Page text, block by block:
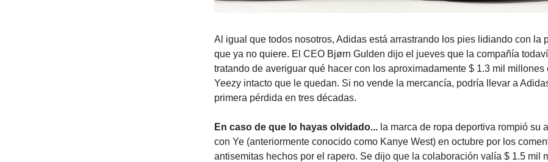
Al igual que todos nosotros, Adidas está arrastrando los pies lidiando con la
que ya no quiere. El CEO Bjørn Gulden dijo el jueves que la compañía
tratando de averiguar qué hacer con los aproximadamente $ 1.3 mil millones
Yeezy intacto que le quedan. Si no vende la mercancía, podría llevar a
primera pérdida en tres décadas.
En caso de que lo hayas olvidado... la marca de ropa deportiva rompió su
con Ye (anteriormente conocido como Kanye West) en octubre por los
antisemitas hechos por el rapero. Se dijo que la colaboración valía $ 1.5 mil